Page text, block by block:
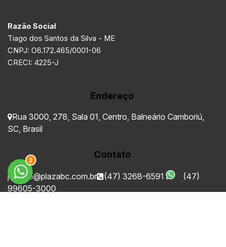
3
Razão Social
Tiago dos Santos da Silva - ME
CNPJ: O6.172.465/0001-06
CRECI: 4225-J
Endereço
Rua 3000 278 Sala 01 Centro Balneário Camboriú
SC Brasil
Contato
juridico@plazabc.com.br (47) 3268-6591
(47)
99605-3000